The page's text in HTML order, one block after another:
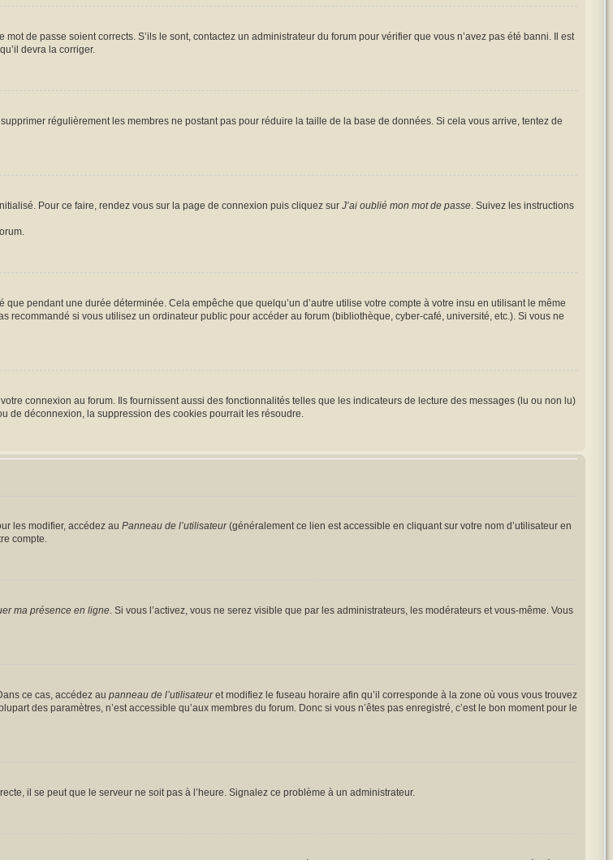
de passe soient corrects. S’ils le sont, contactez un administrateur du forum pour vérifier que vous n’avez pas été banni. Il est
devra la corriger.
régulièrement les membres ne postant pas pour réduire la taille de la base de données. Si cela vous arrive, tentez de
Pour ce faire, rendez vous sur la page de connexion puis cliquez sur J’ai oublié mon mot de passe. Suivez les instructions
pendant une durée déterminée. Cela empêche que quelqu’un d’autre utilise votre compte à votre insu en utilisant le même
recommandé si vous utilisez un ordinateur public pour accéder au forum (bibliothèque, cyber-café, université, etc.). Si vous ne
connexion au forum. Ils fournissent aussi des fonctionnalités telles que les indicateurs de lecture des messages (lu ou non lu)
de déconnexion, la suppression des cookies pourrait les résoudre.
les modifier, accédez au Panneau de l’utilisateur(généralement ce lien est accessible en cliquant sur votre nom d’utilisateur en
compte.
ma présence en ligne. Si vous l’activez, vous ne serez visible que par les administrateurs, les modérateurs et vous-même. Vous
ce cas, accédez au panneau de l’utilisateuret modifiez le fuseau horaire afin qu’il corresponde à la zone où vous vous trouvez
des paramètres, n’est accessible qu’aux membres du forum. Donc si vous n’êtes pas enregistré, c’est le bon moment pour le
il se peut que le serveur ne soit pas à l’heure. Signalez ce problème à un administrateur.